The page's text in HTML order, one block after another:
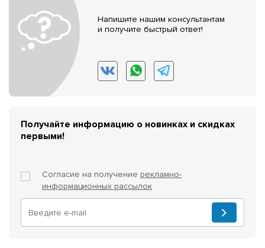
Напишите нашим консультантам
и получите быстрый ответ!
Получайте информацию о новинках и скидках
первыми!
Согласие на получение рекламно-
информационных рассылок